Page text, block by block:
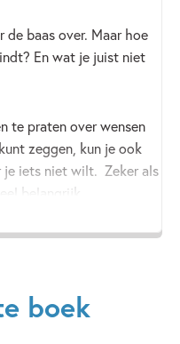
de baas over. Maar hoe
En wat je juist niet
te praten over wensen
zeggen, kun je ook
je iets niet wilt. Zeker als
belangrijk.
manier met elkaar om
boek